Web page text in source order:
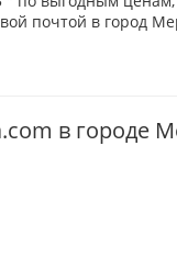
почтой в город
в городе